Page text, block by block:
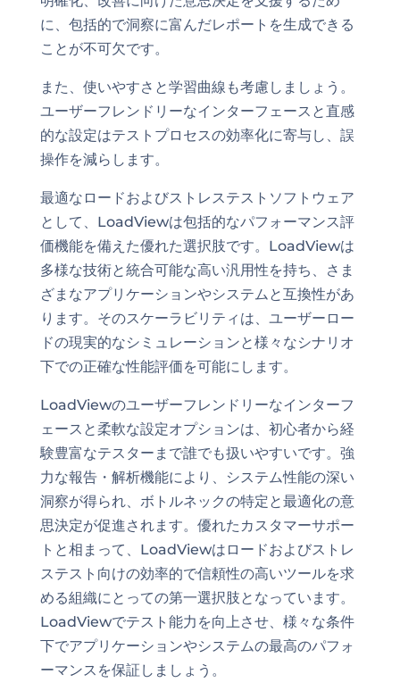
に、包括的で洞察に富んだレポートを生成できる
ことが不可欠です。
また、使いやすさと学習曲線も考慮しましょう。
ユーザーフレンドリーなインターフェースと直感
的な設定はテストプロセスの効率化に寄与し、誤
操作を減らします。
最適なロードおよびストレステストソフトウェア
として、LoadViewは包括的なパフォーマンス評
価機能を備えた優れた選択肢です。LoadViewは
多様な技術と統合可能な高い汎用性を持ち、さま
ざまなアプリケーションやシステムと互換性があ
ります。そのスケーラビリティは、ユーザーロー
ドの現実的なシミュレーションと様々なシナリオ
下での正確な性能評価を可能にします。
LoadViewのユーザーフレンドリーなインターフ
ェースと柔軟な設定オプションは、初心者から経
験豊富なテスターまで誰でも扱いやすいです。強
力な報告・解析機能により、システム性能の深い
洞察が得られ、ボトルネックの特定と最適化の意
思決定が促進されます。優れたカスタマーサポー
トと相まって、LoadViewはロードおよびストレ
ステスト向けの効率的で信頼性の高いツールを求
める組織にとっての第一選択肢となっています。
LoadViewでテスト能力を向上させ、様々な条件
下でアプリケーションやシステムの最高のパフォ
ーマンスを保証しましょう。